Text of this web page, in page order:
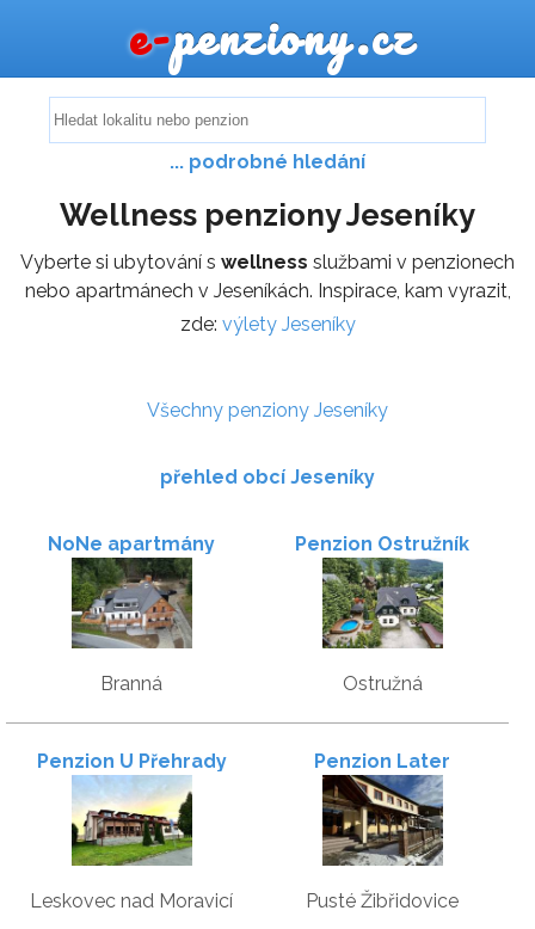
e-penziony.cz
... podrobné hledání
Wellness penziony Jeseníky
Vyberte si ubytování s wellness službami v penzionech
nebo apartmánech v Jeseníkách. Inspirace, kam vyrazit,
zde: výlety Jeseníky
Všechny penziony Jeseníky
přehled obcí Jeseníky
NoNe apartmány
Branná
Penzion Ostružník
Ostružná
Penzion U Přehrady
Leskovec nad Moravicí
Penzion Later
Pusté Žibřidovice